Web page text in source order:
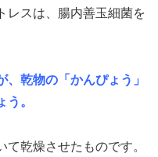
レスは、腸内善玉細菌を
乾物の「かんぴょう」
。
乾燥させたものです。